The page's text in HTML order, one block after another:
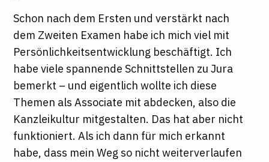
Schon nach dem Ersten und verstärkt nach
dem Zweiten Examen habe ich mich viel mit
Persönlichkeitsentwicklung beschäftigt. Ich
habe viele spannende Schnittstellen zu Jura
bemerkt – und eigentlich wollte ich diese
Themen als Associate mit abdecken, also die
Kanzleikultur mitgestalten. Das hat aber nicht
funktioniert. Als ich dann für mich erkannt
habe, dass mein Weg so nicht weiterverlaufen